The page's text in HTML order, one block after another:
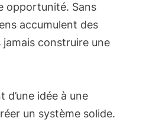
opportunité. Sans
accumulent des
construire une
d’une idée à une
un système solide.